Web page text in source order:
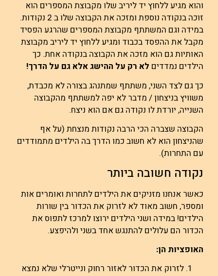
והוא מגיע ללחוץ יד ליריב שלו מקבוצת המספרים הוא
זוכה בנקודה נוספת ומזכה את הקבוצה שלו ב 2 נקודות.
במידה וגם המשתתף מקבוצת המספרים שהרגע הפסיד
מקבל את ההפסד בכבוד ומגיע ללחוץ יד ליריב מקבוצת
האותיות גם הוא מזכה את הקבוצה בנקודה אחת. כך
הילדים נמדדים לא רק על ההישג אלא גם על הדרך!
כך גם לצד השני, משתתף שמתנהג בצורה לא מכבדת,
משוויץ בניצחון / מדבר לא יפה למשתתף מהקבוצה
השנייה, יורדת לו נקודה גם אם הוא ניצח.
הקבוצה שצברה הכי הרבה נקודות מנצחת (על אף
שהניצחון הוא לא חשוב כמו הדרך בה הילדים מתמודדים
עם התחרות).
נקודה חשובה ביותר
כאשר אנחנו מזניקים את הילדים לתחרות ואומרים אות
ומספר, חשוב מאוד לא לזרוק את הכדור בין שורות
הילדים! במידה ושני הילדים ירוצו למרכז לתפוס את
הכדור הם עלולים להתנגש אחד בשני ולהיפצע.
האופציות הן:
לזרוק את הכדור לאזור רחוק ונייטרלי שלא נמצא